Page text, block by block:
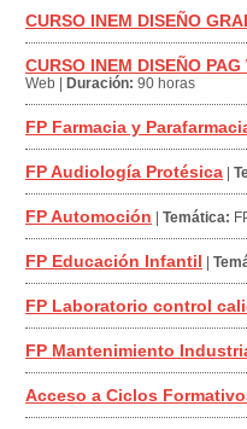
CURSO INEM DISEÑO
CURSO INEM DISEÑO
Web
Duración: 90 horas
FP Farmacia y
FP Audiología Protésica
FP Automoción Temática:
FP Educación Infantil
FP Laboratorio control
FP Mantenimiento
Acceso a Ciclos